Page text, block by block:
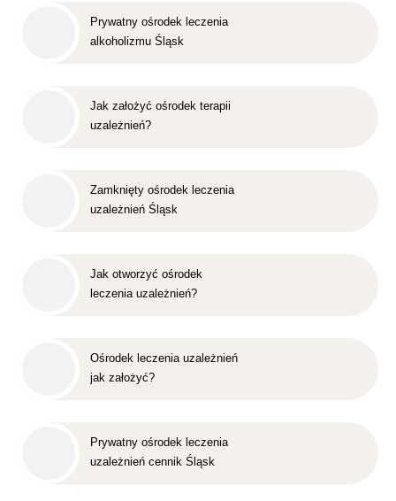
Prywatny ośrodek leczenia
alkoholizmu Śląsk
Jak założyć ośrodek terapii
uzależnień?
Zamknięty ośrodek leczenia
uzależnień Śląsk
Jak otworzyć ośrodek
leczenia uzależnień?
Ośrodek leczenia uzależnień
jak założyć?
Prywatny ośrodek leczenia
uzależnień cennik Śląsk